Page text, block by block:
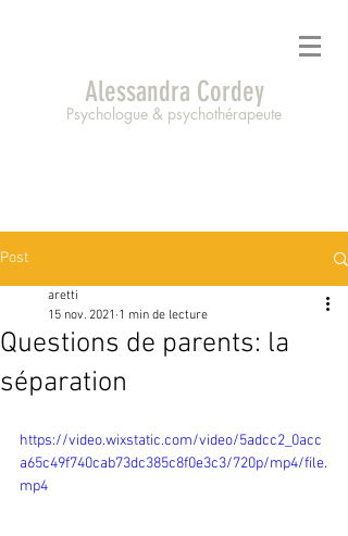
Alessandra Cordey
Psychologue & psychothérapeute
Post
Questions de parents: la
séparation
aretti
15 nov. 2021 1 min de lecture
https://video.wixstatic.com/video/5adcc2_0acc
a65c49f740cab73dc385c8f0e3c3/720p/mp4/file.
mp4